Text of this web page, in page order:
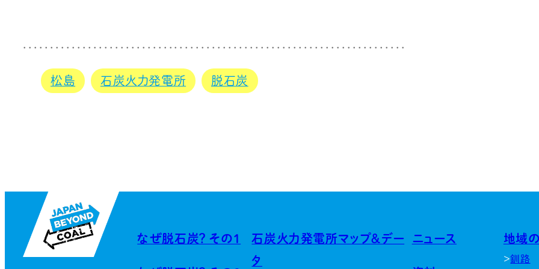
松島 石炭火力発電所 脱石炭
なぜ脱石炭？ その1
石炭火力発電所マップ＆デー
タ
ニュース 地域
釧路